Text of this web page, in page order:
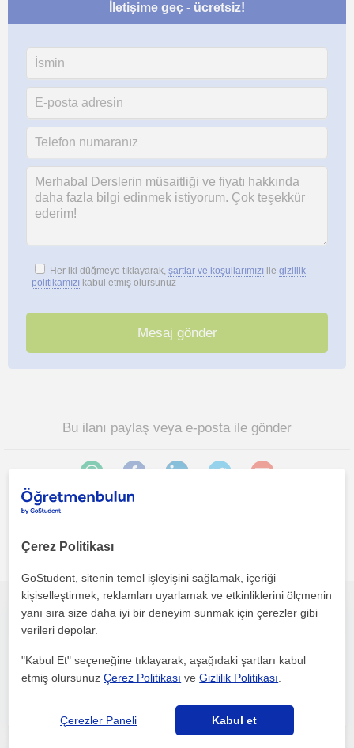
İletişime geç - ücretsiz!
Her iki düğmeye tıklayarak, şartlar ve koşullarımızı ile gizlilik
politikamızı kabul etmiş olursunuz
Bu ilanı paylaş veya e-posta ile gönder
Aydin sehri, Bagcilar (Aydin) bölgesinde ilginizi çekebilecek
Tarih ilgilisi bir hukuk öğrencisi cüzi bir miktara özel ders
Tarih
Aydin Sehri
Çerez Politikası
GoStudent, sitenin temel işleyişini sağlamak, içeriği
kişiselleştirmek, reklamları uyarlamak ve etkinliklerini ölçmenin
yanı sıra size daha iyi bir deneyim sunmak için çerezler gibi
verileri depolar.
"Kabul Et" seçeneğine tıklayarak, aşağıdaki şartları kabul
etmiş olursunuzÇerez Politikası veGizlilik Politikası
Çerezler Paneli Kabul et